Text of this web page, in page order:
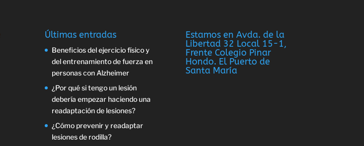
Últimas entradas
Beneficios del ejercicio físico y
del entrenamiento de fuerza en
personas con Alzheimer
¿Por qué si tengo un lesión
debería empezar haciendo una
readaptación de lesiones?
¿Cómo prevenir y readaptar
lesiones de rodilla?
Estamos en Avda. de la
Libertad 32 Local 15-1,
Frente Colegio Pinar
Hondo. El Puerto de
Santa María